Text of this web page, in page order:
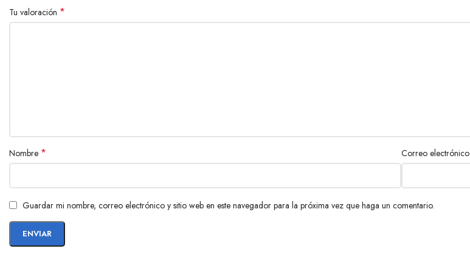
Tu valoración *
Nombre * Correo electrónico
Guardar mi nombre, correo electrónico y sitio web en este navegador para la próxima vez que haga un comentario.